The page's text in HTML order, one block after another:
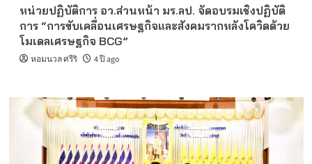
หน่วยปฏิบัติการ อว.ส่วนหน้า มร.ลป. จัดอบรมเชิงปฏิบัติ
การ “การขับเคลื่อนเศรษฐกิจและสังคมรากหลังโควิดด้วย
โมเดลเศรษฐกิจ BCG”
หอมนวล ศรีริ 4 ปี ago